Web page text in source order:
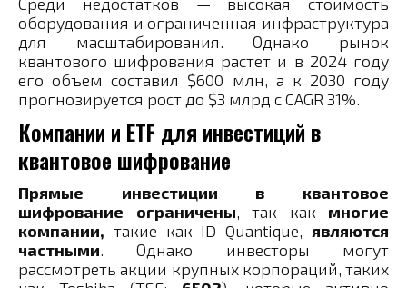
оборудования и ограниченная инфраструктура
для масштабирования. Однако рынок
квантового шифрования растет и в 2024 году
его объем составил $600 млн, а к 2030 году
прогнозируется рост до $3 млрд с CAGR 31%.
Компании и ETF для инвестиций в
квантовое шифрование
Прямые инвестиции в квантовое
шифрование ограничены, так как многие
компании, такие как ID Quantique, являются
частными. Однако инвесторы могут
рассмотреть акции крупных корпораций, таких